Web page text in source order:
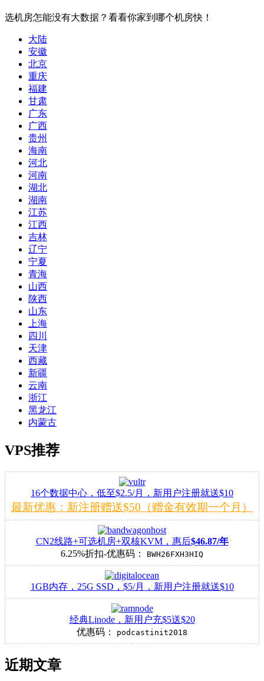
选机房怎能没有大数据？看看你家到哪个机房快！
大陆
安徽
北京
重庆
福建
甘肃
广东
广西
贵州
海南
河北
河南
湖北
湖南
江苏
江西
吉林
辽宁
宁夏
青海
山西
陕西
山东
上海
四川
天津
西藏
新疆
云南
浙江
黑龙江
内蒙古
VPS推荐
16个数据中心，低至$2.5/月，新用户注册就送$10
最新优惠：新注册赠送$50（赠金有效期一个月）
CN2线路+可选机房+双核KVM，惠后$46.87/年
6.25%折扣-优惠码：
BWH26FXH3HIQ
1GB内存，25G SSD，$5/月，新用户注册就送$10
经典Linode，新用户充$5送$20
优惠码：
podcastinit2018
近期文章